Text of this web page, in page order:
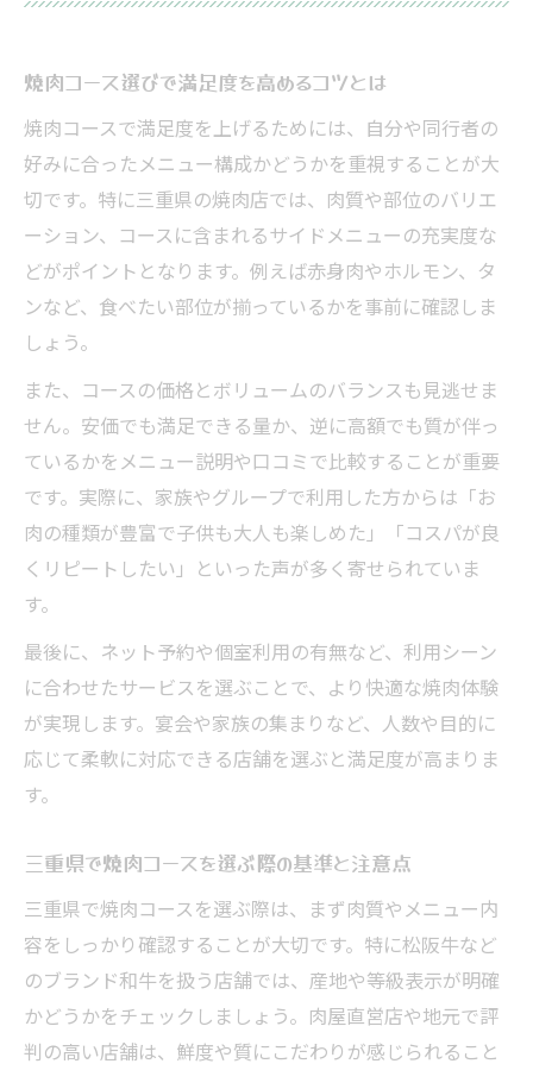
焼肉コースで三重県の肉料理の奥深さを堪
三重県ならではの焼肉コースの楽しみ方
焼肉のコース内容で感じる三重県の魅力
松阪牛がお得に味わえるコースの魅力解説
焼肉で有名な三重肉屋のコース特徴
コスパ重視なら知っておきたい焼肉コース選び
焼肉コースをコスパで比較するポイント
安くて美味しい焼肉コース選びのポイント
焼肉コースの価格と内容を徹底比較しよう
松阪牛をリーズナブルに楽しむコース術
家族や団体に嬉しい焼肉コース活用法
家族で焼肉コースを楽しむポイント紹介
団体利用でも満足できる焼肉コースの選び
焼肉のコースは人数やシーンに合わせて選
ぶ
昼食や宴会に最適な焼肉コースの工夫
松阪牛団体昼食におすすめのポイント
焼肉コース選びで比較すべき重要ポイント
肉質や量で選ぶ焼肉コースの違いとは
松阪牛コースの価格や内容を徹底比較
焼肉コース比較で見落としがちな注意点
話題の三重焼肉コースで肉料理を堪能しよう
焼肉コース選びで満足度を高めるコツとは
焼肉コースで満足度を上げるためには、自分や同行者の
好みに合ったメニュー構成かどうかを重視することが大
切です。特に三重県の焼肉店では、肉質や部位のバリエ
ーション、コースに含まれるサイドメニューの充実度な
どがポイントとなります。例えば赤身肉やホルモン、タ
ンなど、食べたい部位が揃っているかを事前に確認しま
しょう。
また、コースの価格とボリュームのバランスも見逃せま
せん。安価でも満足できる量か、逆に高額でも質が伴っ
ているかをメニュー説明や口コミで比較することが重要
です。実際に、家族やグループで利用した方からは「お
肉の種類が豊富で子供も大人も楽しめた」「コスパが良
くリピートしたい」といった声が多く寄せられていま
す。
最後に、ネット予約や個室利用の有無など、利用シーン
に合わせたサービスを選ぶことで、より快適な焼肉体験
が実現します。宴会や家族の集まりなど、人数や目的に
応じて柔軟に対応できる店舗を選ぶと満足度が高まりま
す。
三重県で焼肉コースを選ぶ際の基準と注意点
三重県で焼肉コースを選ぶ際は、まず肉質やメニュー内
容をしっかり確認することが大切です。特に松阪牛など
のブランド和牛を扱う店舗では、産地や等級表示が明確
かどうかをチェックしましょう。肉屋直営店や地元で評
判の高い店舗は、鮮度や質にこだわりが感じられること